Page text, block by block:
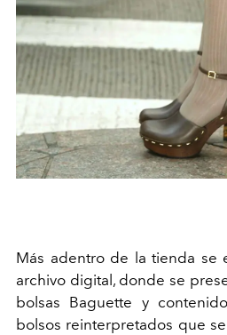
Más adentro de la tienda se
archivo digital, donde se
bolsas Baguette y
bolsos reinterpretados que